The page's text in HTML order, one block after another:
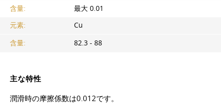
含量:
最大 0.01
元素:
Cu
含量:
82.3 - 88
主な特性
潤滑時の摩擦係数は0.012です。